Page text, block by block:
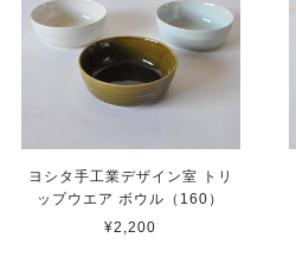
ヨシタ手工業デザイン室 トリ
ップウエア ボウル（160）
¥2,200